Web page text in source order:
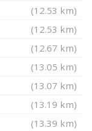
(12.53 km)
(12.53 km)
(12.67 km)
(13.05 km)
(13.07 km)
(13.19 km)
(13.39 km)